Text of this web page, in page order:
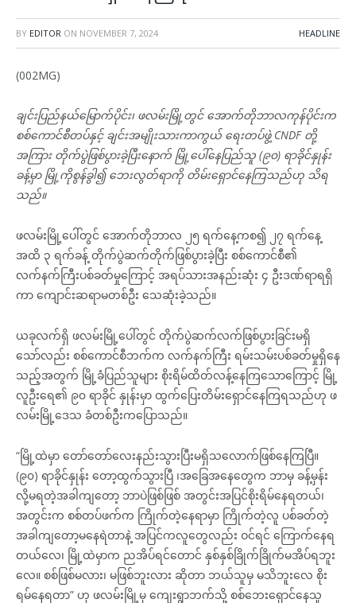
BY EDITOR ON NOVEMBER 7, 2024 HEADLINE
(002MG)
ချင်းပြည်နယ်မြောက်ပိုင်း၊ ဖလမ်းမြို့တွင် အောက်တိုဘာလကုန်ပိုင်းက
စစ်ကောင်စီတပ်နှင့် ချင်းအမျိုးသားကာကွယ် ရေးတပ်ဖွဲ့ CNDF တို့
အကြား တိုက်ပွဲဖြစ်ပွားခဲ့ပြီးနောက် မြို့ပေါ်နေပြည်သူ (၉၀) ရာခိုင်နှုန်း
ခန့်မှာ မြို့ကိုစွန်ခွါ၍ ဘေးလွတ်ရာကို တိမ်းရှောင်နေကြသည်ဟု သိရ
သည်။
ဖလမ်းမြို့ပေါ်တွင် အောက်တိုဘာလ ၂၅ ရက်နေ့ကစ၍ ၂၇ ရက်နေ့
အထိ ၃ ရက်ခန့် တိုက်ပွဲဆက်တိုက်ဖြစ်ပွားခဲ့ပြီး စစ်ကောင်စီ၏
လက်နက်ကြီးပစ်ခတ်မှုကြောင့် အရပ်သားအနည်းဆုံး ၄ ဦးဒဏ်ရာရရှိ
ကာ ကျောင်းဆရာမတစ်ဦး သေဆုံးခဲ့သည်။
ယခုလက်ရှိ ဖလမ်းမြို့ပေါ်တွင် တိုက်ပွဲဆက်လက်ဖြစ်ပွားခြင်းမရှိ
သော်လည်း စစ်ကောင်စီဘက်က လက်နက်ကြီး ရမ်းသမ်းပစ်ခတ်မှုရှိနေ
သည့်အတွက် မြို့ခံပြည်သူများ စိုးရိမ်ထိတ်လန့်နေကြသောကြောင့် မြို့
လူဦးရေ၏ ၉၀ ရာခိုင် နှုန်းမှာ ထွက်ပြေးတိမ်းရှောင်နေကြရသည်ဟု ဖ
လမ်းမြို့ဒေသ ခံတစ်ဦးကပြောသည်။
“မြို့ထဲမှာ တော်တော်လေးနည်းသွားပြီးမရှိသလောက်ဖြစ်နေကြပြီ။
(၉၀) ရာခိုင်နှုန်း တော့ထွက်သွားပြီ ၊အခြေအနေတွေက ဘာမှ ခန့်မှန်း
လို့မရတဲ့အခါကျတော့ ဘာပဲဖြစ်ဖြစ် အတွင်းအပြင်စိုးရိမ်နေရတယ်၊
အတွင်းက စစ်တပ်ဖက်က ကြိုက်တဲ့နေရာမှာ ကြိုက်တဲ့လူ ပစ်ခတ်တဲ့
အခါကျတော့မနေရဲတာနဲ့ အပြင်ကလူတွေလည်း ဝင်ရင် ကြောက်နေရ
တယ်လေ၊ မြို့ထဲမှာက ညအိပ်ရင်တောင် နှစ်နှစ်ခြိုက်ခြိုက်မအိပ်ရဘူး
လေ။ စစ်ဖြစ်မလား၊ မဖြစ်ဘူးလား ဆိုတာ ဘယ်သူမှ မသိဘူးလေ စိုး
ရမ်နေရတာ” ဟု ဖလမ်းမြို့မှ ကျေးရွာဘက်သို့ စစ်ဘေးရှောင်နေသူ